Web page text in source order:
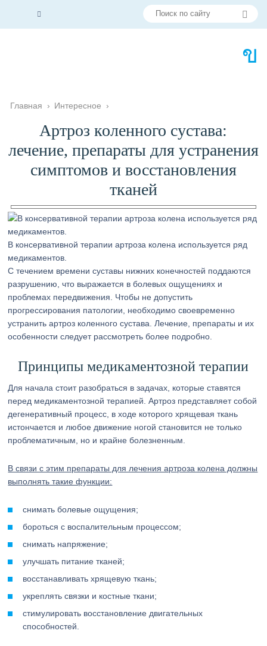
Главная › Интересное ›
Артроз коленного сустава:
лечение, препараты для устранения
симптомов и восстановления
тканей
В консервативной терапии артроза колена используется ряд
медикаментов.
С течением времени суставы нижних конечностей поддаются
разрушению, что выражается в болевых ощущениях и
проблемах передвижения. Чтобы не допустить
прогрессирования патологии, необходимо своевременно
устранить артроз коленного сустава. Лечение, препараты и их
особенности следует рассмотреть более подробно.
Принципы медикаментозной терапии
Для начала стоит разобраться в задачах, которые ставятся
перед медикаментозной терапией. Артроз представляет собой
дегенеративный процесс, в ходе которого хрящевая ткань
истончается и любое движение ногой становится не только
проблематичным, но и крайне болезненным.
В связи с этим препараты для лечения артроза колена должны
выполнять такие функции:
снимать болевые ощущения;
бороться с воспалительным процессом;
снимать напряжение;
улучшать питание тканей;
восстанавливать хрящевую ткань;
укреплять связки и костные ткани;
стимулировать восстановление двигательных
способностей.